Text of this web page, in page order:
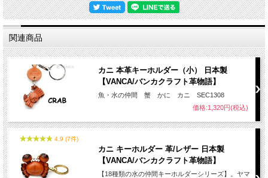
関連商品
カニ 本革キーホルダー（小） 日本製
【VANCA/バンカクラフト革物語】
魚・水の仲間 蟹 かに カニ SEC1308
価格:1,320円(税込)
4.9 (7件)
カニ キーホルダー 革/レザー 日本製
【VANCA/バンカクラフト革物語】
【18種類の水の仲間キーホルダーシリーズ】。ヤマ